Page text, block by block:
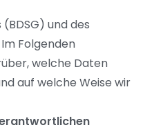
und des
Folgenden
welche Daten
auf welche Weise wir